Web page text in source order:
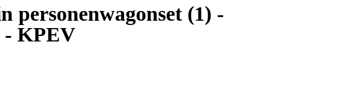
personenwagonset (1) -
- KPEV